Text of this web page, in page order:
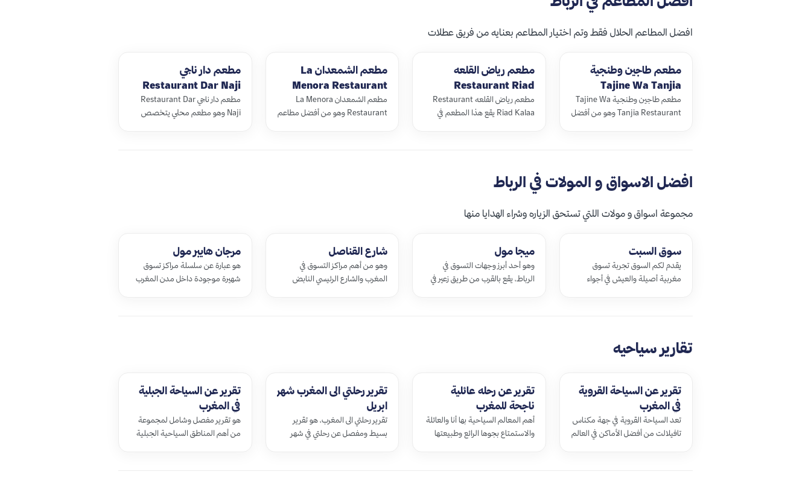
افضل المطاعم الحلال فقط وتم اختيار المطاعم بعنايه من فريق عطلات
مطعم طاجين وطنجية
Tajine Wa Tanjia
Restaurant
مطعم طاجين وطنجية Tajine Wa
Tanjia Restaurant وهو من أفضل
مطعم رياض القلعه
Restaurant Riad
Kalaa
مطعم رياض القلعه Restaurant
Riad Kalaa يقع هذا المطعم في
مطعم الشمعدان La
Menora Restaurant
مطعم الشمعدان La Menora
Restaurant وهو من أفضل مطاعم
مطعم دار ناجي
Restaurant Dar Naji
مطعم دار ناجي Restaurant Dar
Naji وهو مطعم محلي يتخصص
افضل الاسواق و المولات في الرباط
مجموعة اسواق و مولات اللتي تستحق الزياره وشراء الهدايا منها
سوق السبت
يقدم لكم السوق تجربة تسوق
مغربية أصيلة والعيش في أجواء
ميجا مول
وهو أحد أبرز وجهات التسوق في
الرباط، يقع بالقرب من طريق زعير في
شارع القناصل
وهو من أهم مراكز التسوق في
المغرب والشارع الرئيسي النابض
مرجان هايبر مول
هو عبارة عن سلسلة مراكز تسوق
شهيرة موجودة داخل مدن المغرب
تقارير سياحيه
تقرير عن السياحة القروية
في المغرب
تعد السياحة القروية في جهة مكناس
تافيلالت من أفضل الأماكن في العالم
تقرير عن رحله عائلية
ناجحة للمغرب
أهم المعالم السياحية بها أنا والعائلة
والاستمتاع بجوها الرائع وطبيعتها
تقرير رحلتي الى المغرب شهر
ابريل
تقرير رحلتي الى المغرب، هو تقرير
بسيط ومفصل عن رحلتي في شهر
تقرير عن السياحة الجبلية
في المغرب
هو تقرير مفصل وشامل لمجموعة
من أهم المناطق السياحية الجبلية